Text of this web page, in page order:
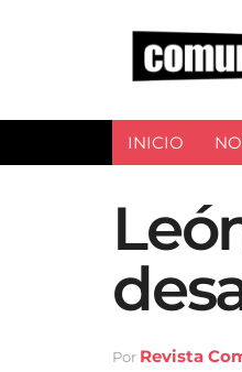
INICIO
Por Revista